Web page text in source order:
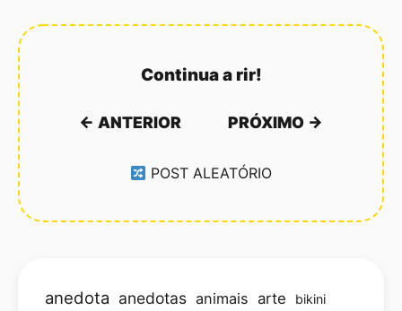
Continua a rir!
← ANTERIOR PRÓXIMO →
POST ALEATÓRIO
anedota anedotas animais arte bikini